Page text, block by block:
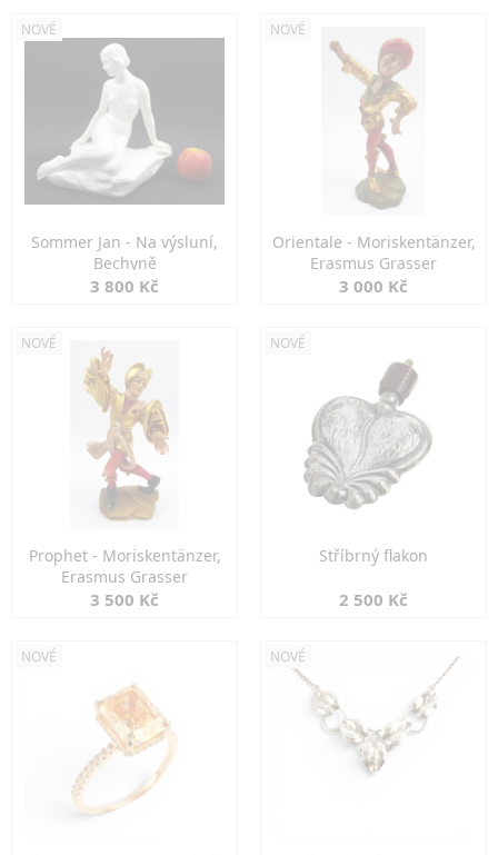
NOVÉ
Sommer Jan - Na výsluní,
Bechyně
3 800 Kč
NOVÉ
Orientale - Moriskentänzer,
Erasmus Grasser
3 000 Kč
NOVÉ
Prophet - Moriskentänzer,
Erasmus Grasser
3 500 Kč
NOVÉ
Stříbrný flakon
2 500 Kč
NOVÉ NOVÉ